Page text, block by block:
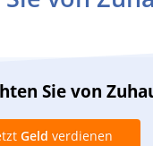
Sie von
Geld verdienen